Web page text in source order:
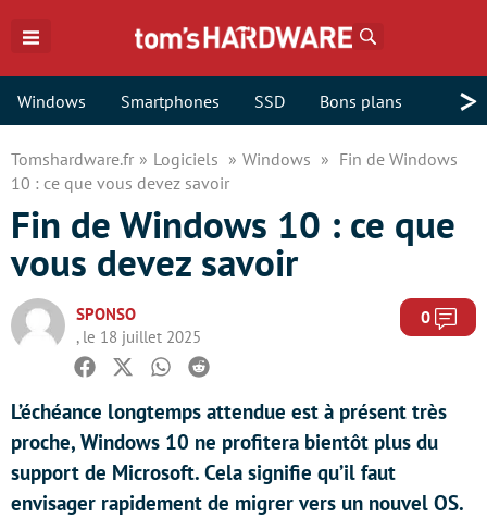
Windows Smartphones SSD Bons plans >
Tomshardware.fr Logiciels Windows
Fin de Windows
10 : ce que vous devez savoir
Fin de Windows 10 : ce que
vous devez savoir
SPONSO
, le 18 juillet 2025
0
Facebook
TwitterWhatsapp
Reddit
L’échéance longtemps attendue est à présent très
proche, Windows 10 ne profitera bientôt plus du
support de Microsoft. Cela signifie qu’il faut
envisager rapidement de migrer vers un nouvel OS.